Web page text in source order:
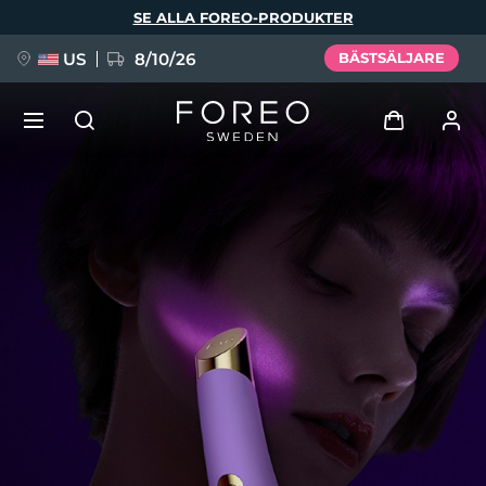
SE ALLA FOREO-PRODUKTER
US 8/10/26 BÄSTSÄLJARE
Logga in
Användarprofil
Mina enheter
Mina beställningar
Mina adresser
Mina prenumerationer
FAQ™ Pure Beauty-Tech Elixir
issa™ Teeth Whitening Set
English Deutsch
Français
Italiano
Português
Svenska
Русский
Türkçe
简体中文 繁體中文